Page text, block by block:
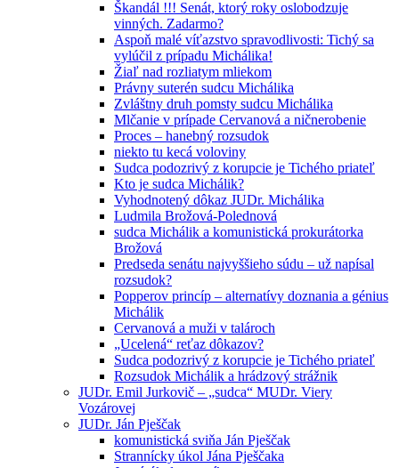
Škandál !!! Senát, ktorý roky oslobodzuje
vinných. Zadarmo?
Aspoň malé víťazstvo spravodlivosti: Tichý sa
vylúčil z prípadu Michálika!
Žiaľ nad rozliatym mliekom
Právny suterén sudcu Michálika
Zvláštny druh pomsty sudcu Michálika
Mlčanie v prípade Cervanová a ničnerobenie
Proces – hanebný rozsudok
niekto tu kecá voloviny
Sudca podozrivý z korupcie je Tichého priateľ
Kto je sudca Michálik?
Vyhodnotený dôkaz JUDr. Michálika
Ludmila Brožová-Polednová
sudca Michálik a komunistická prokurátorka
Brožová
Predseda senátu najvyššieho súdu – už napísal
rozsudok?
Popperov princíp – alternatívy doznania a génius
Michálik
Cervanová a muži v talároch
„Ucelená“ reťaz dôkazov?
Sudca podozrivý z korupcie je Tichého priateľ
Rozsudok Michálik a hrádzový strážnik
JUDr. Emil Jurkovič – „sudca“ MUDr. Viery
Vozárovej
JUDr. Ján Pješčak
komunistická sviňa Ján Pješčak
Strannícky úkol Jána Pješčaka